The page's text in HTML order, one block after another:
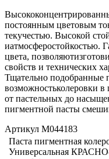
постоянным цветовым
текучестью. Высокой
иатмосферостойкостью.
цвета,
свойств и технических
Тщательно подобранные
возможностьколеровки
от пастельных до
пигментной пасты
Артикул М044183
Паста пигментная
Универсальная